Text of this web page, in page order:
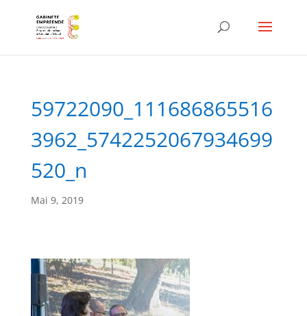
59722090_111686865516
3962_5742252067934699
520_n
Mai 9, 2019